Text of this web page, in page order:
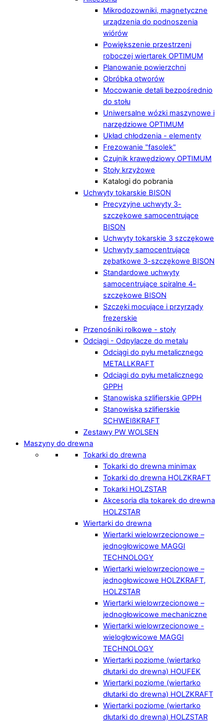
Mikrodozowniki, magnetyczne
urządzenia do podnoszenia
wiórów
Powiększenie przestrzeni
roboczej wiertarek OPTIMUM
Planowanie powierzchni
Obróbka otworów
Mocowanie detali bezpośrednio
do stołu
Uniwersalne wózki maszynowe i
narzędziowe OPTIMUM
Układ chłodzenia - elementy
Frezowanie "fasolek"
Czujnik krawędziowy OPTIMUM
Stoły krzyżowe
Katalogi do pobrania
Uchwyty tokarskie BISON
Precyzyjne uchwyty 3-
szczękowe samocentrujące
BISON
Uchwyty tokarskie 3 szczękowe
Uchwyty samocentrujące
zębatkowe 3-szczękowe BISON
Standardowe uchwyty
samocentrujące spiralne 4-
szczękowe BISON
Szczęki mocujące i przyrządy
frezerskie
Przenośniki rolkowe - stoły
Odciągi - Odpylacze do metalu
Odciągi do pyłu metalicznego
METALLKRAFT
Odciągi do pyłu metalicznego
GPPH
Stanowiska szlifierskie GPPH
Stanowiska szlifierskie
SCHWEIßKRAFT
Zestawy PW WOLSEN
Maszyny do drewna
Tokarki do drewna
Tokarki do drewna minimax
Tokarki do drewna HOLZKRAFT
Tokarki HOLZSTAR
Akcesoria dla tokarek do drewna
HOLZSTAR
Wiertarki do drewna
Wiertarki wielowrzecionowe –
jednogłowicowe MAGGI
TECHNOLOGY
Wiertarki wielowrzecionowe –
jednogłowicowe HOLZKRAFT,
HOLZSTAR
Wiertarki wielowrzecionowe –
jednogłowicowe mechaniczne
Wiertarki wielowrzecionowe -
wielogłowicowe MAGGI
TECHNOLOGY
Wiertarki poziome (wiertarko
dłutarki do drewna) HOUFEK
Wiertarki poziome (wiertarko
dłutarki do drewna) HOLZKRAFT
Wiertarki poziome (wiertarko
dłutarki do drewna) HOLZSTAR